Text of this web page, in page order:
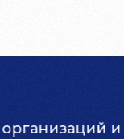
экспертов